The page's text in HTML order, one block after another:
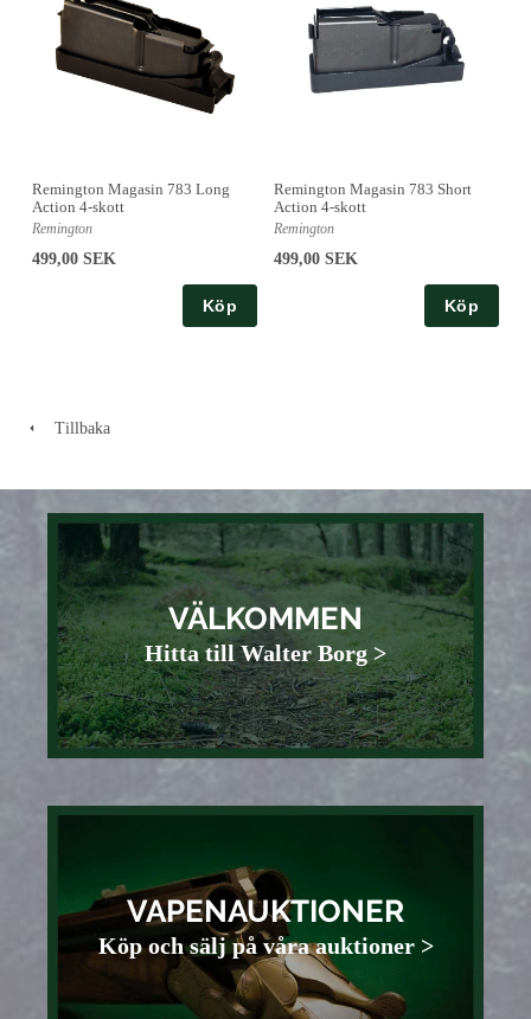
Remington Magasin 783 Long
Action 4-skott
Remington
499,00 SEK
Köp
Remington Magasin 783 Short
Action 4-skott
Remington
499,00 SEK
Köp
Tillbaka
VÄLKOMMEN
Hitta till Walter Borg >
VAPENAUKTIONER
Köp och sälj på våra auktioner >